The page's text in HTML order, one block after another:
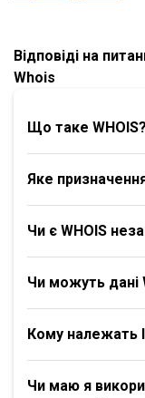
Відповіді на
Whois
Що таке WHOIS?
Яке
Чи є WHOIS
Чи можуть дані
Кому належать
Чи маю я